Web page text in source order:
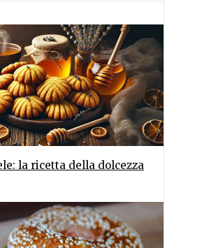
la ricetta della dolcezza